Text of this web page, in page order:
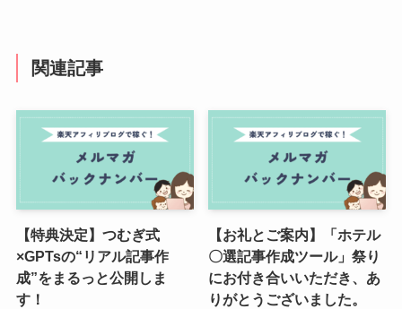
関連記事
【特典決定】つむぎ式
×GPTsの“リアル記事作
成”をまるっと公開しま
す！
【お礼とご案内】「ホテル
〇選記事作成ツール」祭り
にお付き合いいただき、あ
りがとうございました。